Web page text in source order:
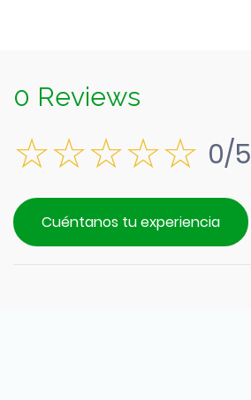
0 Reviews
0/5
Cuéntanos tu experiencia